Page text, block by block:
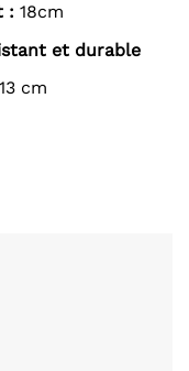
: 18cm
et durable
cm